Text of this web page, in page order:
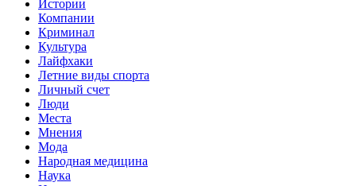
Истории
Компании
Криминал
Культура
Лайфхаки
Летние виды спорта
Личный счет
Люди
Места
Мнения
Мода
Народная медицина
Наука